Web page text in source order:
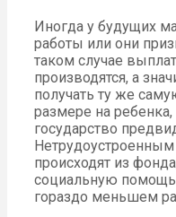
Иногда у будущих
работы или они
таком случае
производятся, а
получать ту же
размере на
государство
происходят из
социальную
гораздо меньшем